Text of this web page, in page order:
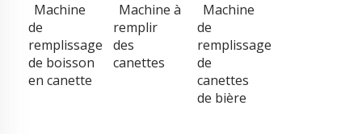
Machine
de
remplissage
de boisson
en canette
Machine à
remplir
des
canettes
Machine
de
remplissage
de
canettes
de bière